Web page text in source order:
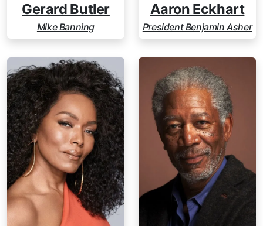
Gerard Butler
Mike Banning
Aaron Eckhart
President Benjamin Asher